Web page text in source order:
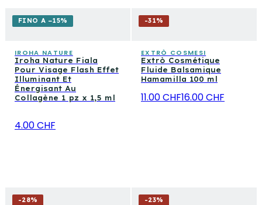
FINO A −15%
IROHA NATURE
Iroha Nature Fiala
Pour Visage Flash Effet
Illuminant Et
Énergisant Au
Collagène 1 pz x 1,5 ml
4.00 CHF
-31%
EXTRÒ COSMESI
Extrò Cosmétique
Fluide Balsamique
Hamamilla 100 ml
11.00 CHF16.00 CHF
-28% -23%